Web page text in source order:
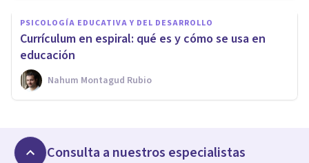
PSICOLOGÍA EDUCATIVA Y DEL DESARROLLO
Currículum en espiral: qué es y cómo se usa en
educación
Nahum Montagud Rubio
Consulta a nuestros especialistas